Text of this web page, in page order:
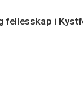
fellesskap i